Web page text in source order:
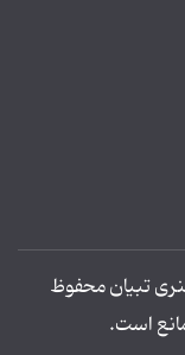
تبیان محفوظ
است.